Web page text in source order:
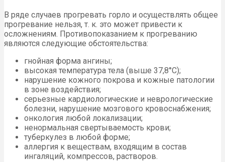
В ряде случаев прогревать горло и осуществлять общее
прогревание нельзя, т. к. это может привести к
осложнениям. Противопоказанием к прогреванию
являются следующие обстоятельства:
гнойная форма ангины;
высокая температура тела (выше 37,8°С);
нарушение кожного покрова и кожные патологии
в зоне воздействия;
серьезные кардиологические и неврологические
болезни, нарушение мозгового кровоснабжения;
онкология любой локализации;
ненормальная свертываемость крови;
туберкулез в любой форме;
аллергия к веществам, входящим в состав
ингаляций, компрессов, растворов.